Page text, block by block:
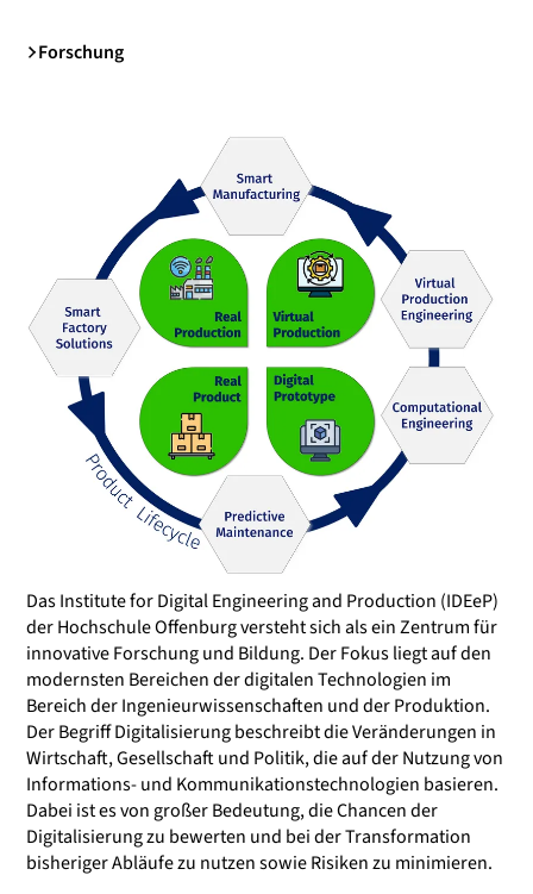
Forschung
Das Institute for Digital Engineering and Production (IDEeP)
der Hochschule Offenburg versteht sich als ein Zentrum für
innovative Forschung und Bildung. Der Fokus liegt auf den
modernsten Bereichen der digitalen Technologien im
Bereich der Ingenieurwissenschaften und der Produktion.
Der Begriff Digitalisierung beschreibt die Veränderungen in
Wirtschaft, Gesellschaft und Politik, die auf der Nutzung von
Informations- und Kommunikationstechnologien basieren.
Dabei ist es von großer Bedeutung, die Chancen der
Digitalisierung zu bewerten und bei der Transformation
bisheriger Abläufe zu nutzen sowie Risiken zu minimieren.